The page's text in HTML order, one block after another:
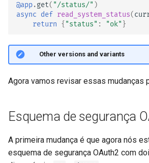
@app.get( "/status/" )
async def read_system_status(
return { "status" : "ok" }
🤓 Other versions and variants
Agora vamos revisar essas mudanças
Esquema de segurança
A primeira mudança é que agora nós
esquema de segurança OAuth2 com